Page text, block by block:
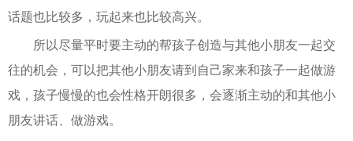
话题也比较多，玩起来也比较高兴。
所以尽量平时要主动的帮孩子创造与其他小朋友一起交
往的机会，可以把其他小朋友请到自己家来和孩子一起做游
戏，孩子慢慢的也会性格开朗很多，会逐渐主动的和其他小
朋友讲话、做游戏。